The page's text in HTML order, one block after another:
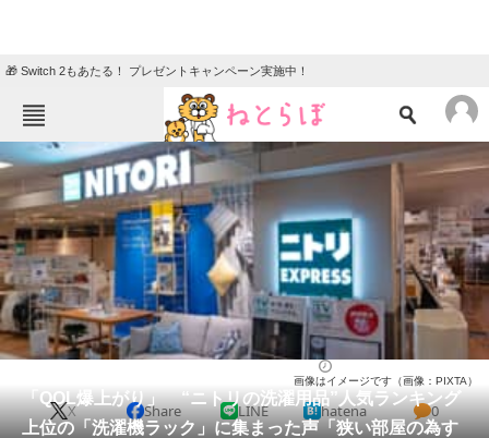
🎁 Switch 2もあたる！ プレゼントキャンペーン実施中！
ねとらぼメニュー
TOP ニュース
エンタメ クイズ
グルメ 地域
住まい 教育・育児
動物 リサーチ
会員記事
「QOL爆上がり」 “ニトリの洗濯用品”人気ランキング
上位の「洗濯機ラック」に集まった声「狭い部屋の為す
画像はイメージです（画像：PIXTA）
X Share LINE hatena 0